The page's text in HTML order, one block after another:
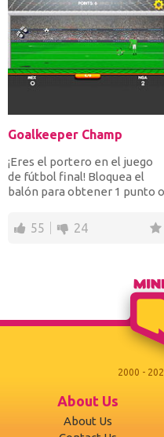
Goalkeeper Champ
¡Eres el portero en el juego
de fútbol final! Bloquea el
balón para obtener 1 punto o
55 24
2000 -
About Us
About Us